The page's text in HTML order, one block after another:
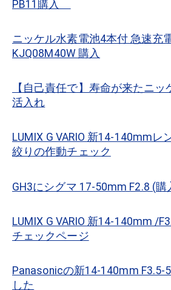
PB11購入
ニッケル水素電池4本付 急速充
KJQ08M40W 購入
【自己責任で】寿命が来たニ
活入れ
LUMIX G VARIO 新14-140mmレ
絞りの作動チェック
GH3にシグマ 17-50mm F2.8 (購
LUMIX G VARIO 新14-140mm /
チェックページ
Panasonicの新14-140mm F3.5-
した